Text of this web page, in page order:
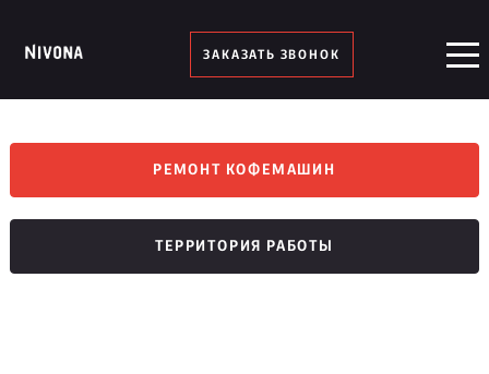
ЗАКАЗАТЬ ЗВОНОК
РЕМОНТ КОФЕМАШИН
ТЕРРИТОРИЯ РАБОТЫ